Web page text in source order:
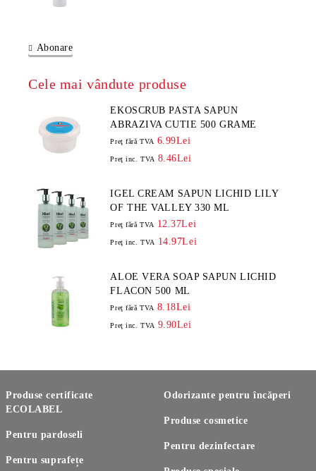
Abonare
Cele mai vândute produse
EKOSCRUB PASTA SAPUN
ABRAZIVA CUTIE 500 GRAME
Preţ fără TVA 6.99Lei
Preţ inc. TVA 8.46Lei
IGEL CREAM SAPUN LICHID LILY
OF THE VALLEY 330 ML
Preţ fără TVA 12.37Lei
Preţ inc. TVA 14.97Lei
ALOE VERA SOAP SAPUN LICHID
FLACON 500 ML
Preţ fără TVA 8.18Lei
Preţ inc. TVA 9.90Lei
Produse certificate
ECOLABEL
Pentru pardoseli
Pentru suprafețe
Odorizante pentru încăperi
Produse cosmetice
Pentru dezinfectare